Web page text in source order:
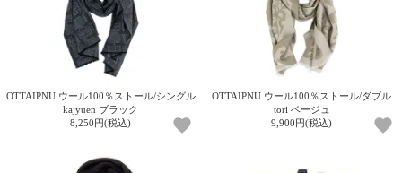
OTTAIPNU ウール100％ストール/シングル
kajyuen ブラック
8,250円(税込)
OTTAIPNU ウール100％ストール/ダブル
tori ベージュ
9,900円(税込)